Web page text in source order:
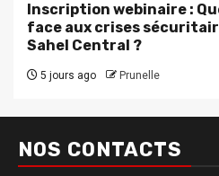
Inscription webinaire :
face aux crises
Sahel Central ?
5 jours ago Prunelle
NOS CONTACTS